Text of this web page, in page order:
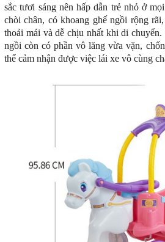
sắc tươi sáng nên hấp dẫn trẻ nhỏ ở
chòi chân, có khoang ghế ngồi rộng
thoải mái và dễ chịu nhất khi di
ngồi còn có phần vô lăng vừa vặn,
thể cảm nhận được việc lái xe vô cùng